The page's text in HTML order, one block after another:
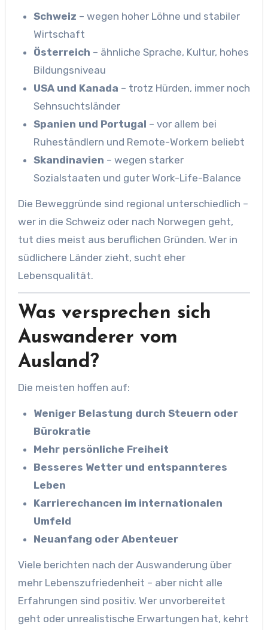
Schweiz – wegen hoher Löhne und stabiler
Wirtschaft
Österreich – ähnliche Sprache, Kultur, hohes
Bildungsniveau
USA und Kanada – trotz Hürden, immer noch
Sehnsuchtsländer
Spanien und Portugal – vor allem bei
Ruheständlern und Remote-Workern beliebt
Skandinavien – wegen starker
Sozialstaaten und guter Work-Life-Balance
Die Beweggründe sind regional unterschiedlich –
wer in die Schweiz oder nach Norwegen geht,
tut dies meist aus beruflichen Gründen. Wer in
südlichere Länder zieht, sucht eher
Lebensqualität.
Was versprechen sich
Auswanderer vom
Ausland?
Die meisten hoffen auf:
Weniger Belastung durch Steuern oder
Bürokratie
Mehr persönliche Freiheit
Besseres Wetter und entspannteres
Leben
Karrierechancen im internationalen
Umfeld
Neuanfang oder Abenteuer
Viele berichten nach der Auswanderung über
mehr Lebenszufriedenheit – aber nicht alle
Erfahrungen sind positiv. Wer unvorbereitet
geht oder unrealistische Erwartungen hat, kehrt